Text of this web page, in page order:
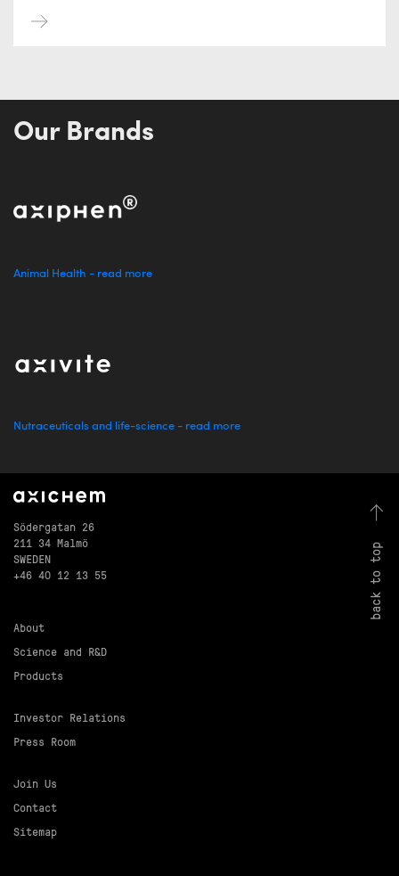
Our Brands
Animal Health - read more
Nutraceuticals and life-science - read more
back to top
Södergatan 26
211 34 Malmö
SWEDEN
+46 40 12 13 55
About
Science and R&D
Products
Investor Relations
Press Room
Join Us
Contact
Sitemap